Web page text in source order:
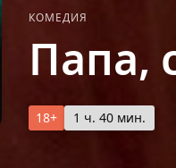
КОМЕДИЯ
Папа,
18+ 1 ч. 40 мин.